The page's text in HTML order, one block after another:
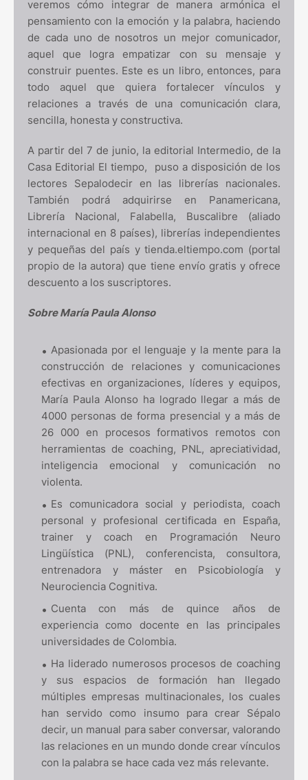
veremos cómo integrar de manera armónica el
pensamiento con la emoción y la palabra, haciendo
de cada uno de nosotros un mejor comunicador,
aquel que logra empatizar con su mensaje y
construir puentes. Este es un libro, entonces, para
todo aquel que quiera fortalecer vínculos y
relaciones a través de una comunicación clara,
sencilla, honesta y constructiva.
A partir del 7 de junio, la editorial Intermedio, de la
Casa Editorial El tiempo, puso a disposición de los
lectores Sepalodecir en las librerías nacionales.
También podrá adquirirse en Panamericana,
Librería Nacional, Falabella, Buscalibre (aliado
internacional en 8 países), librerías independientes
y pequeñas del país y tienda.eltiempo.com (portal
propio de la autora) que tiene envío gratis y ofrece
descuento a los suscriptores.
Sobre María Paula Alonso
Apasionada por el lenguaje y la mente para la
construcción de relaciones y comunicaciones
efectivas en organizaciones, líderes y equipos,
María Paula Alonso ha logrado llegar a más de
4000 personas de forma presencial y a más de
26 000 en procesos formativos remotos con
herramientas de coaching, PNL, apreciatividad,
inteligencia emocional y comunicación no
violenta.
Es comunicadora social y periodista, coach
personal y profesional certificada en España,
trainer y coach en Programación Neuro
Lingüística (PNL), conferencista, consultora,
entrenadora y máster en Psicobiología y
Neurociencia Cognitiva.
Cuenta con más de quince años de
experiencia como docente en las principales
universidades de Colombia.
Ha liderado numerosos procesos de coaching
y sus espacios de formación han llegado
múltiples empresas multinacionales, los cuales
han servido como insumo para crear Sépalo
decir, un manual para saber conversar, valorando
las relaciones en un mundo donde crear vínculos
con la palabra se hace cada vez más relevante.